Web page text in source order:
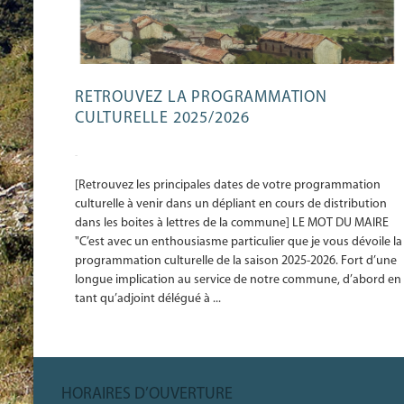
RETROUVEZ LA PROGRAMMATION
CULTURELLE 2025/2026
-
[Retrouvez les principales dates de votre programmation
culturelle à venir dans un dépliant en cours de distribution
dans les boites à lettres de la commune] LE MOT DU MAIRE
"C’est avec un enthousiasme particulier que je vous dévoile la
programmation culturelle de la saison 2025-2026. Fort d’une
longue implication au service de notre commune, d’abord en
tant qu’adjoint délégué à ...
HORAIRES D’OUVERTURE